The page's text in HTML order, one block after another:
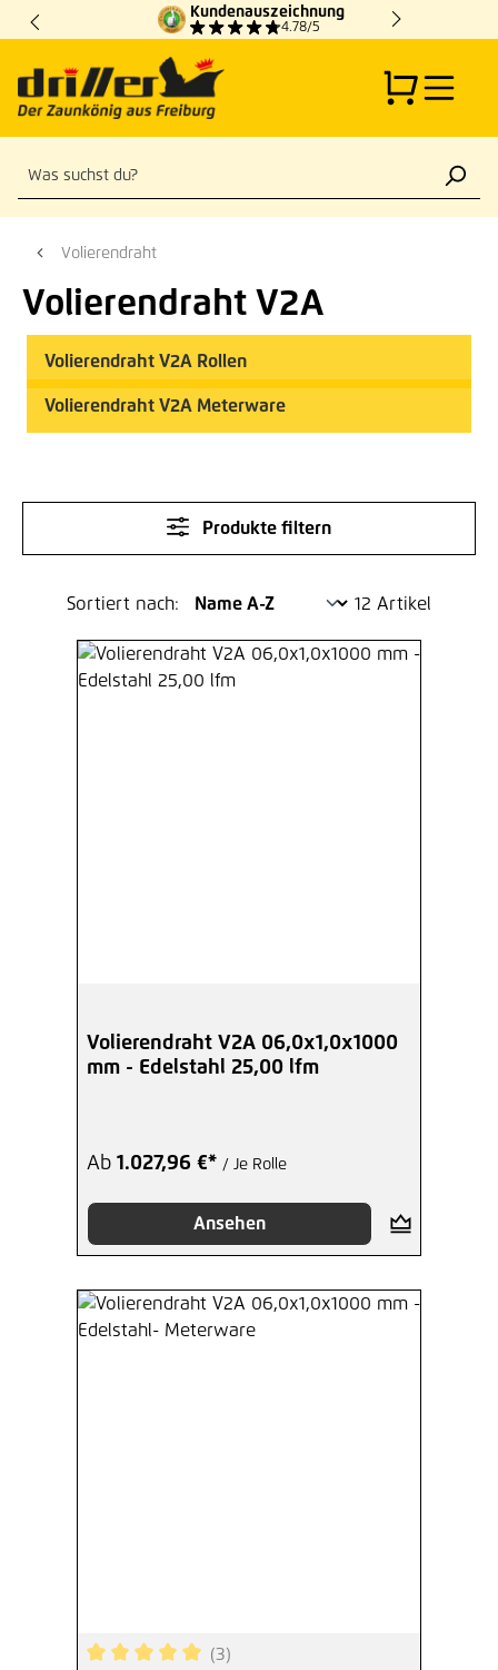
Zum Hauptinhalt springen
Kundenauszeichnung
4.78/5
Volierendraht
Volierendraht V2A
Volierendraht V2A Rollen
Volierendraht V2A Meterware
Produkte filtern
Sortiert nach: 12 Artikel
Volierendraht V2A 06,0x1,0x1000
mm - Edelstahl 25,00 lfm
Ab 1.027,96 €* / Je Rolle
Ansehen
(3)